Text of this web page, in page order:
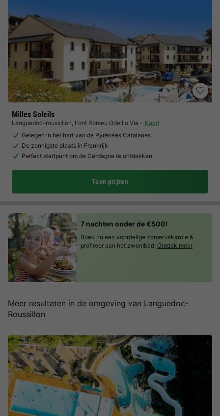
Milles Soleils
Languedoc-roussillon, Font Romeu Odeillo Via
Kaart
Gelegen in het hart van de Pyrénées Catalanes
De zonnigste plaats in Frankrijk
Perfect startpunt om de Cerdagne te ontdekken
Toon prijzen
Meer resultaten in de omgeving van Languedoc-
Roussillon
7 nachten onder de €500!
Boek nu een voordelige zomervakantie &
profiteer aan het zwembad! Ontdek meer